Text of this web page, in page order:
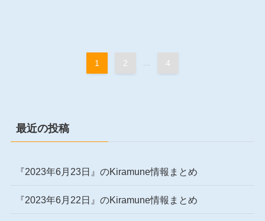
1 2 4
最近の投稿
『2023年6月23日』のKiramune情報まとめ
『2023年6月22日』のKiramune情報まとめ